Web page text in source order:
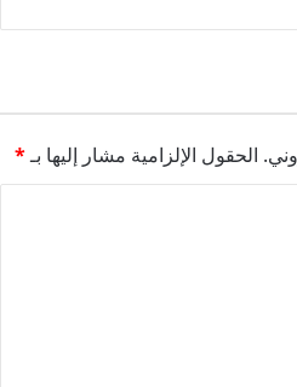
الحقول الإلزامية مشار إليها بـ*